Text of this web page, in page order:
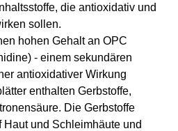
die antioxidativ und
sollen.
hohen Gehalt an OPC
- einem sekundären
antioxidativer Wirkung
enthalten Gerbstoffe,
Die Gerbstoffe
und Schleimhäute und